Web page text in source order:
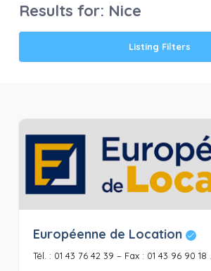
Results for: Nice
Listing Filters
Européenne de Location
Tél. : 01 43 76 42 39 – Fax : 01 43 96 90 18 ...